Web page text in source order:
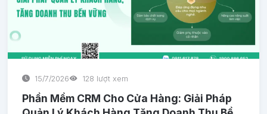
15/7/2026 128 lượt xem
Phần Mềm CRM Cho Cửa Hàng: Giải Pháp